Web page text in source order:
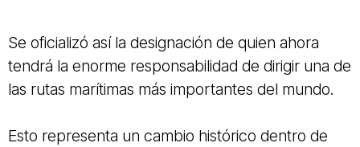
Se oficializó así la designación de quien ahora
tendrá la enorme responsabilidad de dirigir una de
las rutas marítimas más importantes del mundo.
Esto representa un cambio histórico dentro de